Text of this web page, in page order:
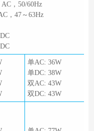
，50/60Hz
，47～63Hz
单AC: 36W
单DC: 38W
双AC: 43W
双DC: 43W